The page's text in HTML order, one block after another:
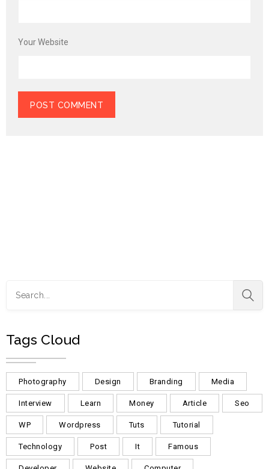
Your Website
Tags Cloud
Photography Design Branding Media
Interview Learn Money Article Seo
WP Wordpress Tuts Tutorial
Technology Post It Famous